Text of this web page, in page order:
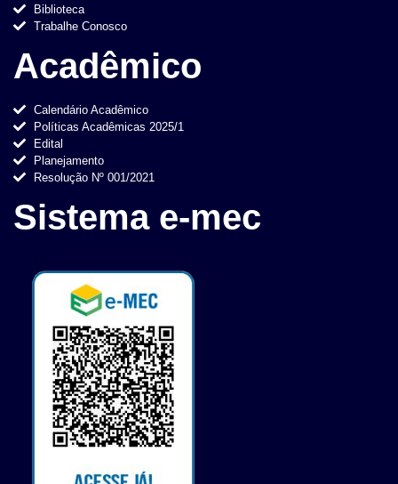
Biblioteca
Trabalhe Conosco
Acadêmico
Calendário Acadêmico
Políticas Acadêmicas 2025/1
Edital
Planejamento
Resolução Nº 001/2021
Sistema e-mec